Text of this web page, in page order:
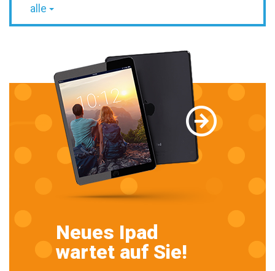
alle
Neues Ipad
wartet auf Sie!